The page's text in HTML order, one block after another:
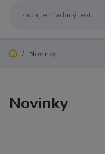
Novinky
Novinky